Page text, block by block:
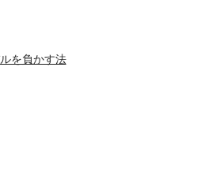
を負かす法